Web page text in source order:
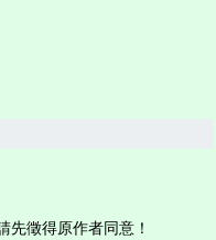
先徵得原作者同意！